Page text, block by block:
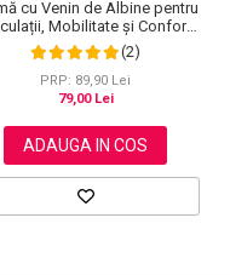
cu Venin de Albine pentru
Mobilitate și Confort,
120 g
(2)
PRP: 89,90 Lei
79,00 Lei
ADAUGA IN COS